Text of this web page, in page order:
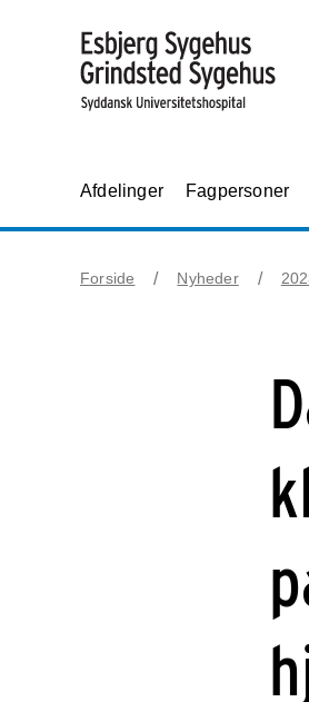
Afdelinger Fagpersoner
Forside Nyheder